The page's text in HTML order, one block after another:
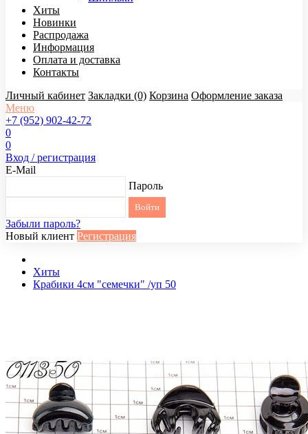
Хиты
Новинки
Распродажа
Информация
Оплата и доставка
Контакты
Личный кабинет Закладки (0) Корзина Оформление заказа
Меню
+7 (952) 902-42-72
0
0
Вход / регистрация
E-Mail
Пароль
Забыли пароль?
Новый клиент Регистрация
Хиты
Крабики 4см "семечки" /уп 50